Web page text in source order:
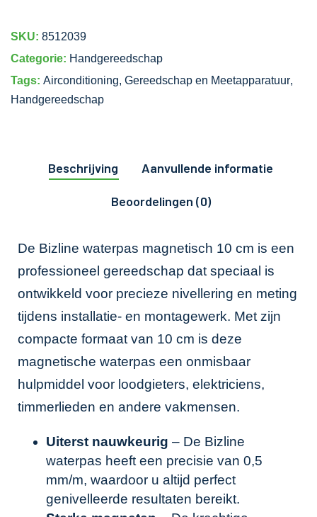
SKU: 8512039
Categorie: Handgereedschap
Tags: Airconditioning, Gereedschap en Meetapparatuur,
Handgereedschap
Beschrijving Aanvullende informatie
Beoordelingen (0)
De Bizline waterpas magnetisch 10 cm is een
professioneel gereedschap dat speciaal is
ontwikkeld voor precieze nivellering en meting
tijdens installatie- en montagewerk. Met zijn
compacte formaat van 10 cm is deze
magnetische waterpas een onmisbaar
hulpmiddel voor loodgieters, elektriciens,
timmerlieden en andere vakmensen.
Uiterst nauwkeurig – De Bizline
waterpas heeft een precisie van 0,5
mm/m, waardoor u altijd perfect
genivelleerde resultaten bereikt.